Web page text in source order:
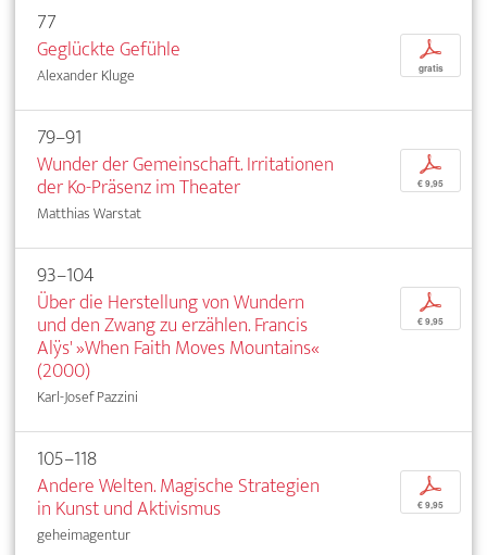
77
Geglückte Gefühle
Alexander Kluge
p
gratis
79–91
Wunder der Gemeinschaft. Irritationen
der Ko-Präsenz im Theater
Matthias Warstat
p
€ 9,95
93–104
Über die Herstellung von Wundern
und den Zwang zu erzählen. Francis
Alÿs' »When Faith Moves Mountains«
(2000)
Karl-Josef Pazzini
p
€ 9,95
105–118
Andere Welten. Magische Strategien
in Kunst und Aktivismus
geheimagentur
p
€ 9,95